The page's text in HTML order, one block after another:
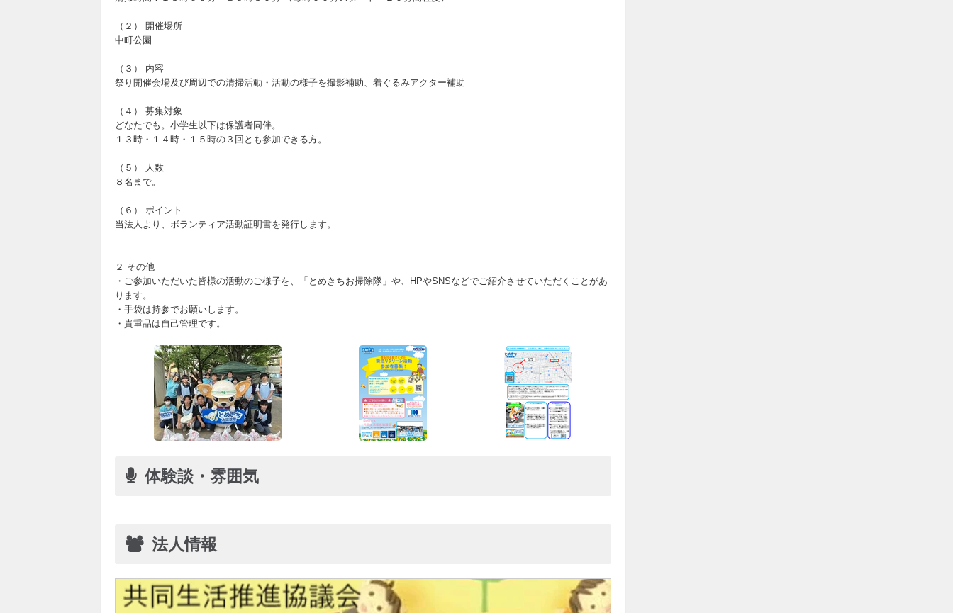
（２） 開催場所
中町公園
（３） 内容
祭り開催会場及び周辺での清掃活動・活動の様子を撮影補助、着ぐるみアクター補助
（４） 募集対象
どなたでも。小学生以下は保護者同伴。
１３時・１４時・１５時の３回とも参加できる方。
（５） 人数
８名まで。
（６） ポイント
当法人より、ボランティア活動証明書を発行します。
２ その他
・ご参加いただいた皆様の活動のご様子を、「とめきちお掃除隊」や、HPやSNSなどでご紹介させていただくことがあ
ります。
・手袋は持参でお願いします。
・貴重品は自己管理です。
体験談・雰囲気
法人情報